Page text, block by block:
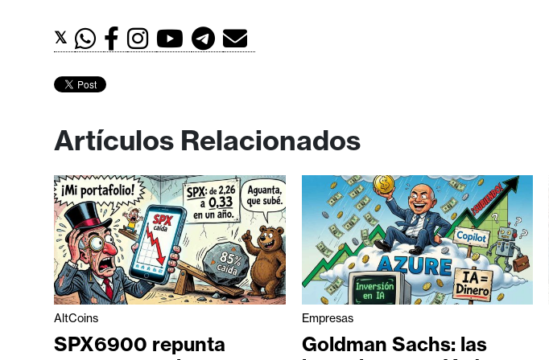
𝕏
Artículos Relacionados
AltCoins
SPX6900 repunta
Empresas
Goldman Sachs: las